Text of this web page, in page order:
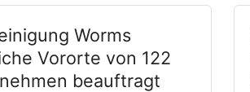
Worms
Vororte von 122
beauftragt